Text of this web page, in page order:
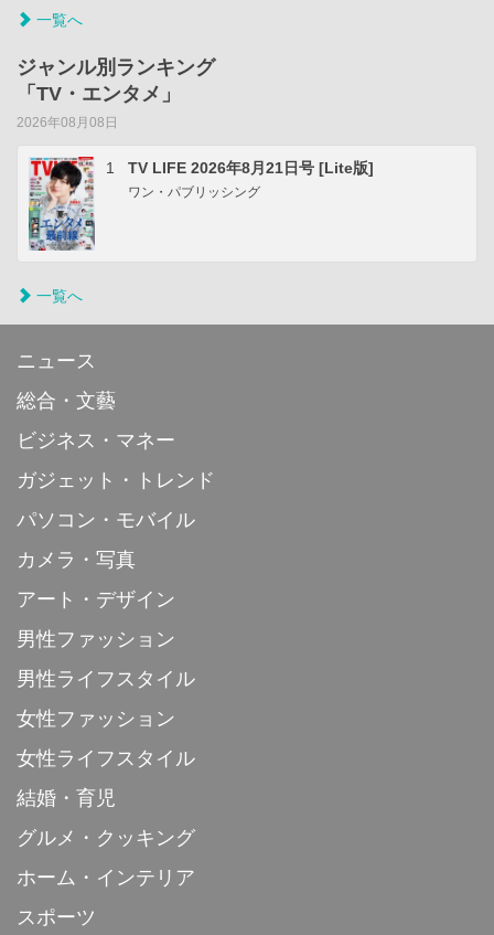
一覧へ
ジャンル別ランキング
「TV・エンタメ」
2026年08月08日
1 TV LIFE 2026年8月21日号 [Lite版]
ワン・パブリッシング
一覧へ
ニュース
総合・文藝
ビジネス・マネー
ガジェット・トレンド
パソコン・モバイル
カメラ・写真
アート・デザイン
男性ファッション
男性ライフスタイル
女性ファッション
女性ライフスタイル
結婚・育児
グルメ・クッキング
ホーム・インテリア
スポーツ